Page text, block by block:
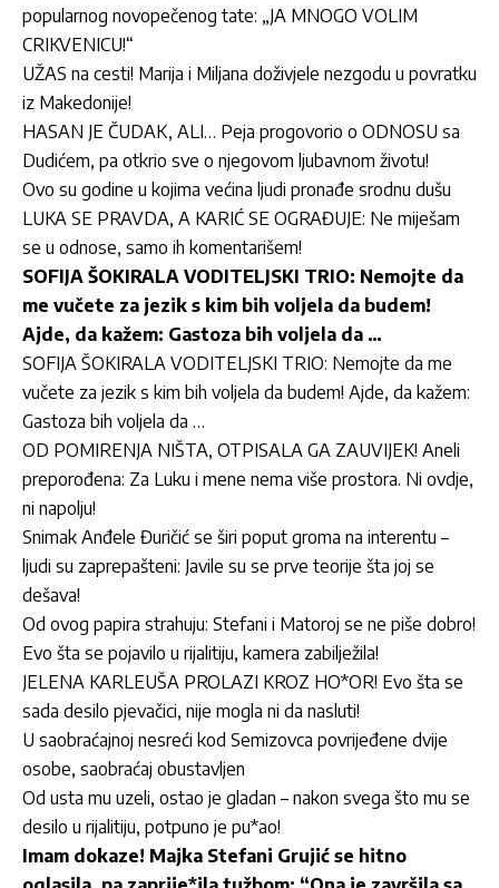
popularnog novopečenog tate: „JA MNOGO VOLIM
CRIKVENICU!“
UŽAS na cesti! Marija i Miljana doživjele nezgodu u povratku
iz Makedonije!
HASAN JE ČUDAK, ALI… Peja progovorio o ODNOSU sa
Dudićem, pa otkrio sve o njegovom ljubavnom životu!
Ovo su godine u kojima većina ljudi pronađe srodnu dušu
LUKA SE PRAVDA, A KARIĆ SE OGRAĐUJE: Ne miješam
se u odnose, samo ih komentarišem!
SOFIJA ŠOKIRALA VODITELJSKI TRIO: Nemojte da
me vučete za jezik s kim bih voljela da budem!
Ajde, da kažem: Gastoza bih voljela da …
SOFIJA ŠOKIRALA VODITELJSKI TRIO: Nemojte da me
vučete za jezik s kim bih voljela da budem! Ajde, da kažem:
Gastoza bih voljela da …
OD POMIRENJA NIŠTA, OTPISALA GA ZAUVIJEK! Aneli
preporođena: Za Luku i mene nema više prostora. Ni ovdje,
ni napolju!
Snimak Anđele Đuričić se širi poput groma na interentu –
ljudi su zaprepašteni: Javile su se prve teorije šta joj se
dešava!
Od ovog papira strahuju: Stefani i Matoroj se ne piše dobro!
Evo šta se pojavilo u rijalitiju, kamera zabilježila!
JELENA KARLEUŠA PROLAZI KROZ HO*OR! Evo šta se
sada desilo pjevačici, nije mogla ni da nasluti!
U saobraćajnoj nesreći kod Semizovca povrijeđene dvije
osobe, saobraćaj obustavljen
Od usta mu uzeli, ostao je gladan – nakon svega što mu se
desilo u rijalitiju, potpuno je pu*ao!
Imam dokaze! Majka Stefani Grujić se hitno